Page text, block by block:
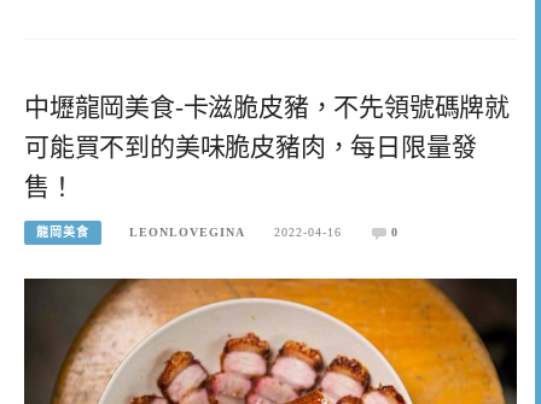
中壢龍岡美食-卡滋脆皮豬，不先領號碼牌就
可能買不到的美味脆皮豬肉，每日限量發
售！
龍岡美食 LEONLOVEGINA 2022-04-16 0